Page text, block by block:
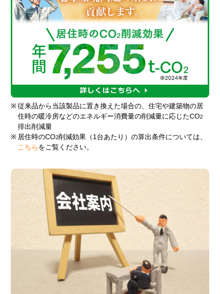
※ 従来品から当該製品に置き換えた場合の、住宅や建築物の居
住時の暖冷房などのエネルギー消費量の削減量に応じたCO2
排出削減量
※ 居住時のCO2削減効果（1台あたり）の算出条件については、
こちら をご覧ください。